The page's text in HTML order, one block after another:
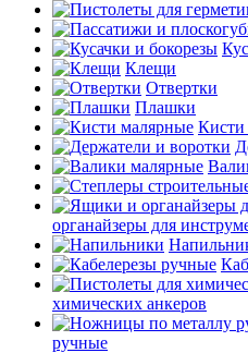
Клещи
Отвертки
Плашки
Кисти
органайзеры для
химических анкеров
ручные